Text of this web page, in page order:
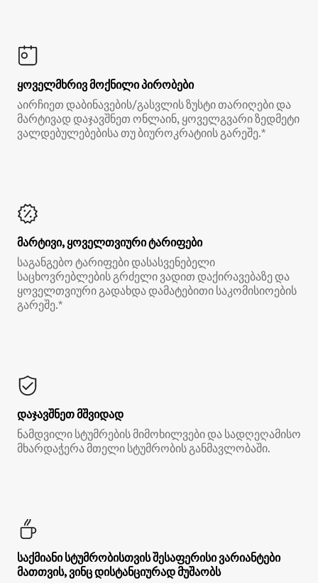
ყოველმხრივ მოქნილი პირობები
აირჩიეთ დაბინავების/გასვლის ზუსტი თარიღები და
მარტივად დაჯავშნეთ ონლაინ, ყოველგვარი ზედმეტი
ვალდებულებებისა თუ ბიუროკრატიის გარეშე.*
მარტივი, ყოველთვიური ტარიფები
საგანგებო ტარიფები დასასვენებელი
საცხოვრებლების გრძელი ვადით დაქირავებაზე და
ყოველთვიური გადახდა დამატებითი საკომისიოების
გარეშე.*
დაჯავშნეთ მშვიდად
ნამდვილი სტუმრების მიმოხილვები და სადღეღამისო
მხარდაჭერა მთელი სტუმრობის განმავლობაში.
საქმიანი სტუმრობისთვის შესაფერისი ვარიანტები
მათთვის, ვინც დისტანციურად მუშაობს